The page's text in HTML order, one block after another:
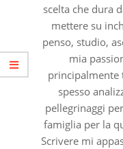
scelta che dura
mettere su
penso, studio,
mia
principalmente
spesso
pellegrinaggi
famiglia per la
Scrivere mi